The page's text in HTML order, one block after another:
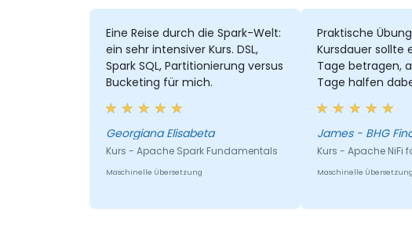
Eine Reise durch die Spark-Welt:
ein sehr intensiver Kurs. DSL,
Spark SQL, Partitionierung versus
Bucketing für mich.
Georgiana Elisabeta
Kurs - Apache Spark Fundamentals
Maschinelle Übersetzung
Praktische
Kursdauer sollte
Tage betragen,
Tage halfen
zu klären, die ich
mit NiFi bereits
James - BHG
Kurs - Apache NiFi
Maschinelle Übersetzung